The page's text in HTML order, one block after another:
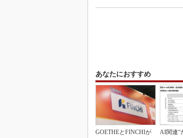
あなたにおすすめ
GOETHEとFINCHIが
AI関連“